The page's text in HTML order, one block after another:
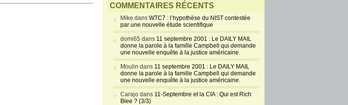
COMMENTAIRES RÉCENTS
Mike dans WTC7 : l’hypothèse du NIST contestée
par une nouvelle étude scientifique
domi65 dans 11 septembre 2001 : Le DAILY MAIL
donne la parole à la famille Campbell qui demande
une nouvelle enquête à la justice américaine.
Moulin dans 11 septembre 2001 : Le DAILY MAIL
donne la parole à la famille Campbell qui demande
une nouvelle enquête à la justice américaine.
Carajo dans 11-Septembre et la CIA : Qui est Rich
Blee ? (3/3)